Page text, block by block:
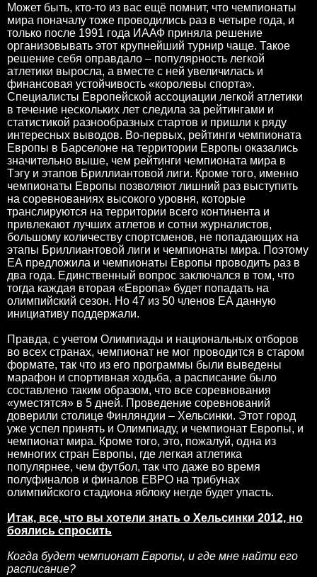
Может быть, кто-то из вас ещё помнит, что чемпионаты
мира поначалу тоже проводились раз в четыре года, и
только после 1991 года ИААФ приняла решение
организовывать этот крупнейший турнир чаще. Такое
решение себя оправдало – популярность легкой
атлетики выросла, а вместе с ней увеличилась и
финансовая устойчивость «королевы спорта».
Специалисты Европейской ассоциации легкой атлетики
в течение нескольких лет следила за рейтингами и
статистикой разнообразных стартов и пришли к ряду
интересных выводов. Во-первых, рейтинги чемпионата
Европы в Барселоне на территории Европы оказались
значительно выше, чем рейтинги чемпионата мира в
Тэгу и этапов Бриллиантовой лиги. Кроме того, именно
чемпионаты Европы позволяют лишний раз выступить
на соревнованиях высокого уровня, которые
транслируются на территории всего континента и
привлекают лучших атлетов и сотни журналистов,
большому количеству спортсменов, не попадающих на
этапы Бриллиантовой лиги и чемпионаты мира. Поэтому
ЕА предложила и чемпионаты Европы проводить раз в
два года. Единственный вопрос заключался в том, что
тогда каждая вторая «Европа» будет попадать на
олимпийский сезон. Но 47 из 50 членов ЕА данную
инициативу поддержали.
Правда, с учетом Олимпиады и национальных отборов
во всех странах, чемпионат не мог проводится в старом
формате, так что из его программы были выведены
марафон и спортивная ходьба, а расписание было
составлено таким образом, что все соревнования
«уместятся» в 5 дней. Проведение соревнований
доверили столице Финляндии – Хельсинки. Этот город
уже успел принять и Олимпиаду, и чемпионат Европы, и
чемпионат мира. Кроме того, это, пожалуй, одна из
немногих стран Европы, где легкая атлетика
популярнее, чем футбол, так что даже во время
полуфиналов и финалов ЕВРО на трибунах
олимпийского стадиона яблоку негде будет упасть.
Итак, все, что вы хотели знать о Хельсинки 2012, но
боялись спросить
Когда будет чемпионат Европы, и где мне найти его
расписание?